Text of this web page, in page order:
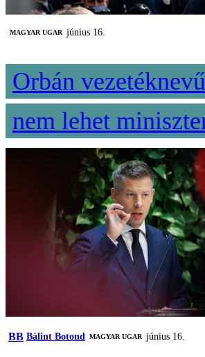
MAGYAR UGAR június 16.
Orbán
nem lehet
BB Bálint Botond MAGYAR UGAR június 16.